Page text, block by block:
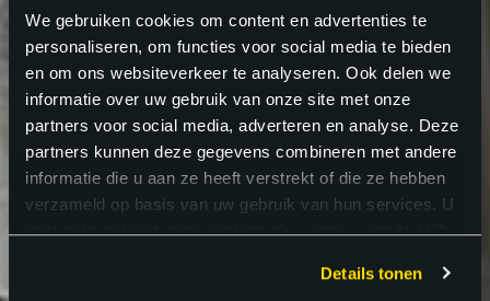
We gebruiken cookies om content en advertenties te
personaliseren, om functies voor social media te bieden
en om ons websiteverkeer te analyseren. Ook delen we
informatie over uw gebruik van onze site met onze
partners voor social media, adverteren en analyse. Deze
partners kunnen deze gegevens combineren met andere
informatie die u aan ze heeft verstrekt of die ze hebben
verzameld op basis van uw gebruik van hun services. U
gaat akkoord met onze cookies als u onze website blijft
Details tonen